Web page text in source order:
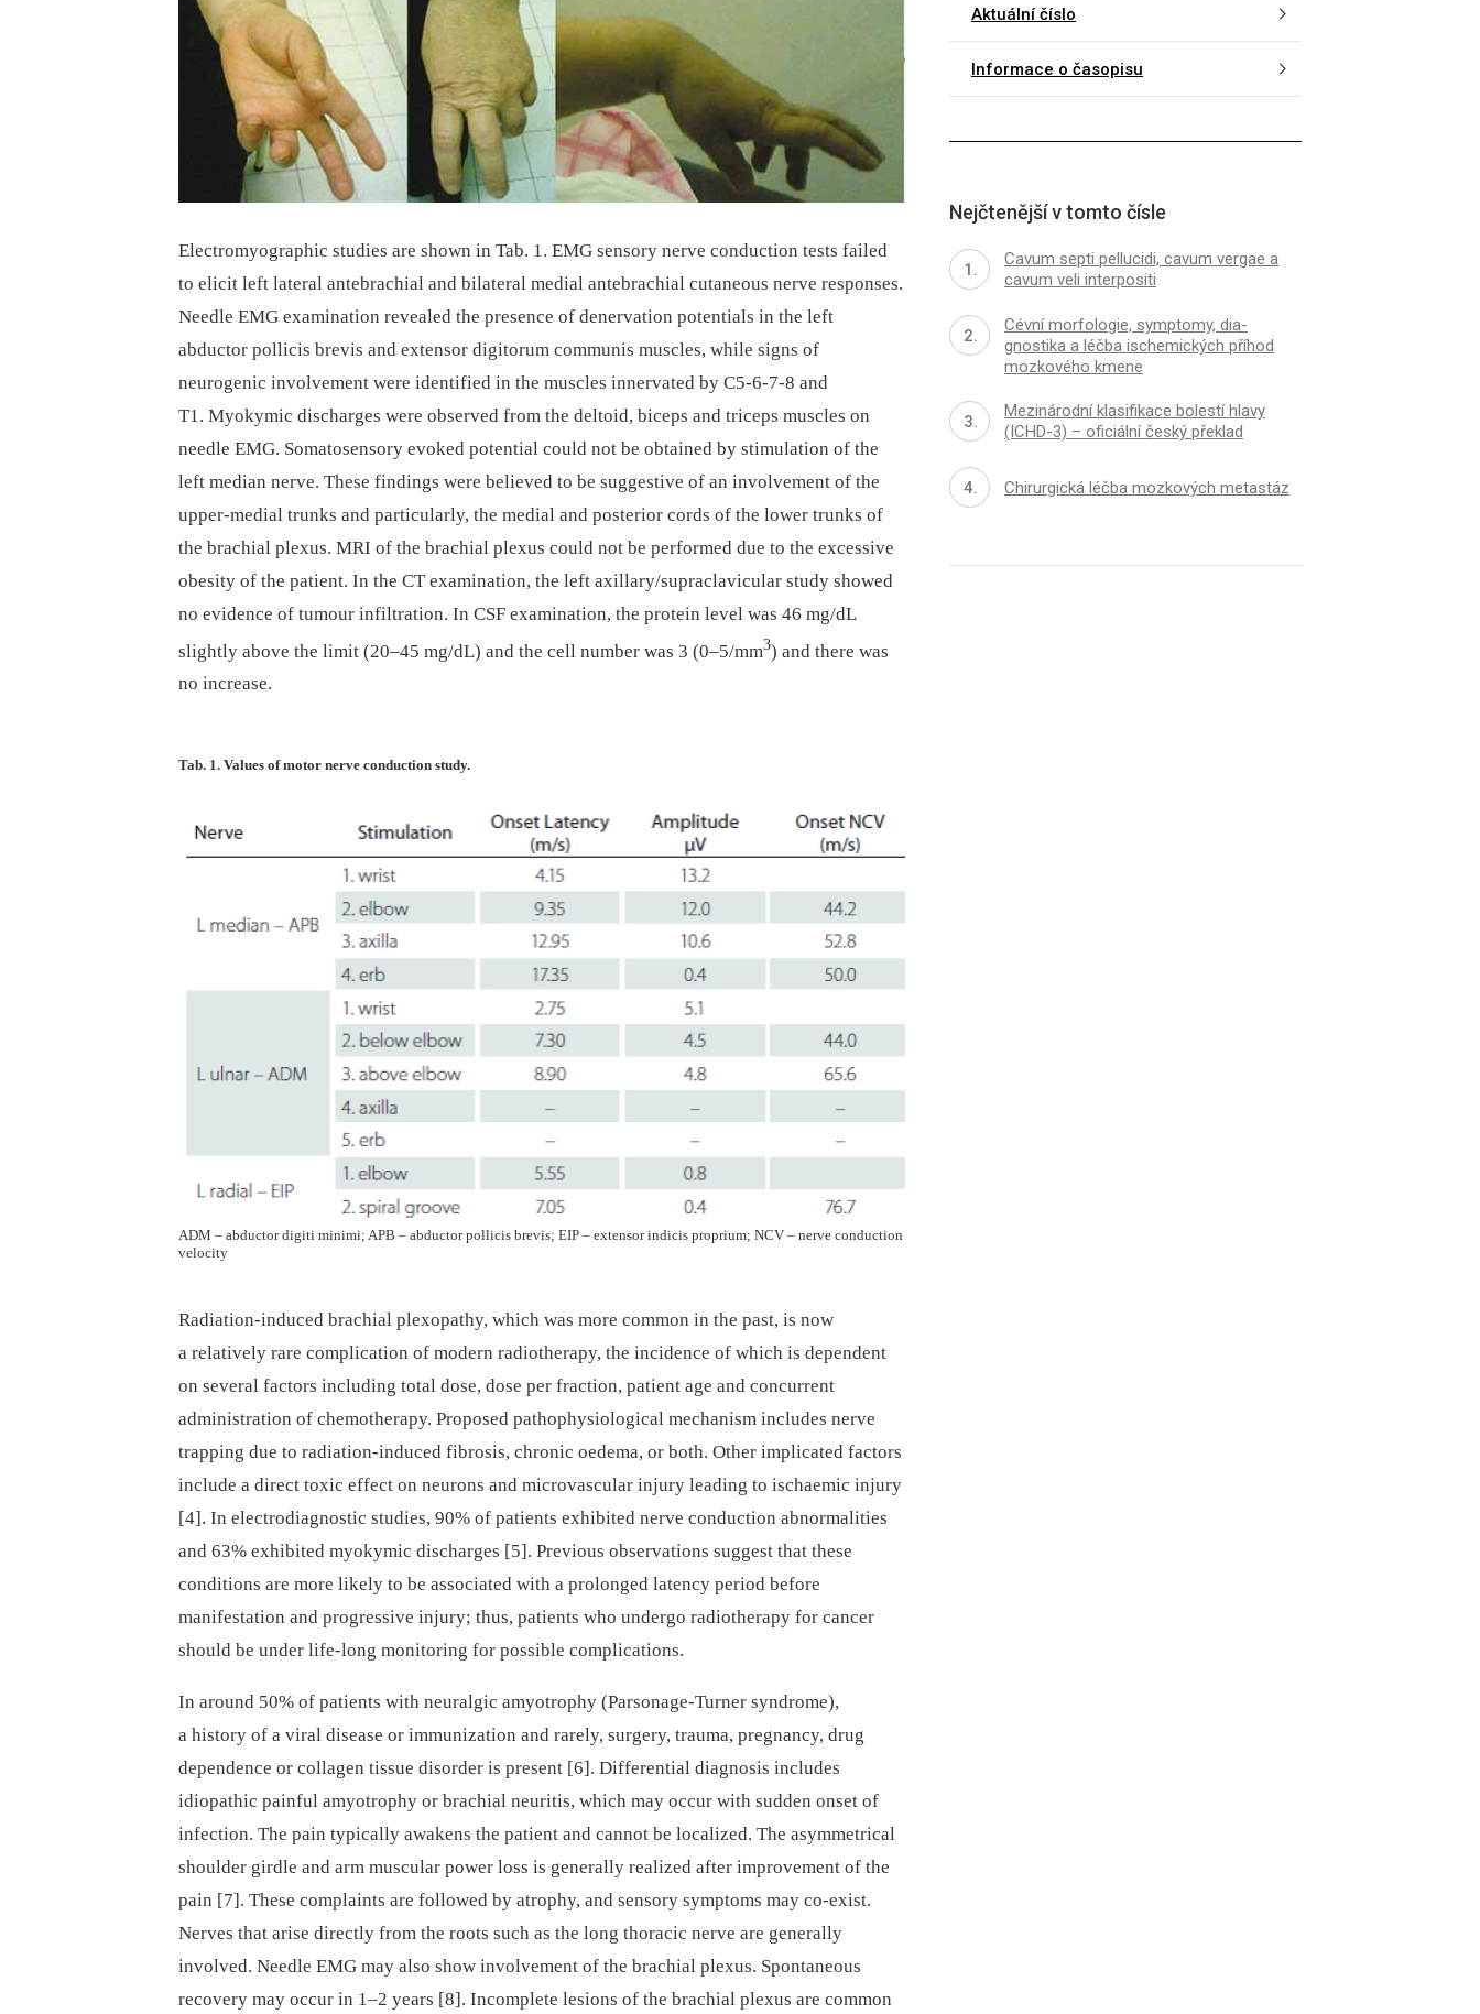
Electromyographic studies are shown in Tab. 1. EMG sensory nerve conduction tests failed
to elicit left lateral antebrachial and bilateral medial antebrachial cutaneous nerve responses.
Needle EMG examination revealed the presence of denervation potentials in the left
abductor pollicis brevis and extensor digitorum communis muscles, while signs of
neurogenic involvement were identified in the muscles innervated by C5-6-7-8 and
T1. Myokymic discharges were observed from the deltoid, biceps and triceps muscles on
needle EMG. Somatosensory evoked potential could not be obtained by stimulation of the
left median nerve. These findings were believed to be suggestive of an involvement of the
upper-medial trunks and particularly, the medial and posterior cords of the lower trunks of
the brachial plexus. MRI of the brachial plexus could not be performed due to the excessive
obesity of the patient. In the CT examination, the left axillary/supraclavicular study showed
no evidence of tumour infiltration. In CSF examination, the protein level was 46 mg/dL
slightly above the limit (20–45 mg/dL) and the cell number was 3 (0–5/mm3) and there was
no increase.
Tab. 1. Values of motor nerve conduction study.
ADM – abductor digiti minimi; APB – abductor pollicis brevis; EIP – extensor indicis proprium; NCV – nerve conduction
velocity
Radiation-induced brachial plexopathy, which was more common in the past, is now
a relatively rare complication of modern radiotherapy, the incidence of which is dependent
on several factors including total dose, dose per fraction, patient age and concurrent
administration of chemotherapy. Proposed pathophysiological mechanism includes nerve
trapping due to radiation-induced fibrosis, chronic oedema, or both. Other implicated factors
include a direct toxic effect on neurons and microvascular injury leading to ischaemic injury
[4]. In electrodiagnostic studies, 90% of patients exhibited nerve conduction abnormalities
and 63% exhibited myokymic discharges [5]. Previous observations suggest that these
conditions are more likely to be associated with a prolonged latency period before
manifestation and progressive injury; thus, patients who undergo radiotherapy for cancer
should be under life-long monitoring for possible complications.
In around 50% of patients with neuralgic amyotrophy (Parsonage-Turner syndrome),
a history of a viral disease or immunization and rarely, surgery, trauma, pregnancy, drug
dependence or collagen tissue disorder is present [6]. Differential diagnosis includes
idiopathic painful amyotrophy or brachial neuritis, which may occur with sudden onset of
infection. The pain typically awakens the patient and cannot be localized. The asymmetrical
shoulder girdle and arm muscular power loss is generally realized after improvement of the
pain [7]. These complaints are followed by atrophy, and sensory symptoms may co-exist.
Nerves that arise directly from the roots such as the long thoracic nerve are generally
involved. Needle EMG may also show involvement of the brachial plexus. Spontaneous
recovery may occur in 1–2 years [8]. Incomplete lesions of the brachial plexus are common
Aktuální číslo
Informace o časopisu
Nejčtenější v tomto čísle
Cavum septi pellucidi, cavum vergae a
cavum veli interpositi
Cévní morfologie, symp­tomy, dia­
gnostika a léčba ischemických příhod
mozkového kmene
Mezinárodní klasifikace bolestí hlavy
(ICHD-3) – oficiální český překlad
Chirurgická léčba mozkových metastáz